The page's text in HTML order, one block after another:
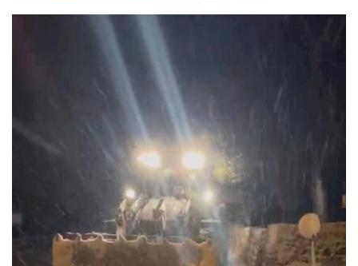
ÖZEL ANKETLER